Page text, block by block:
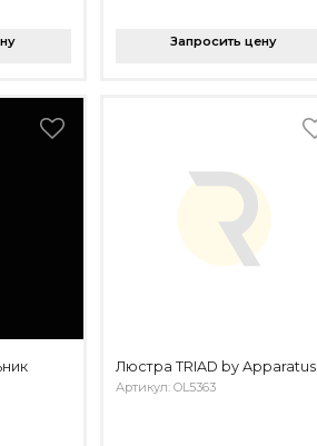
Запросить цену
Люстра TRIAD by Apparatus
Артикул: OL5363